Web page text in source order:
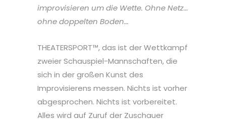
improvisieren um die Wette. Ohne Netz…
ohne doppelten Boden…
THEATERSPORT™, das ist der Wettkampf
zweier Schauspiel-Mannschaften, die
sich in der großen Kunst des
Improvisierens messen. Nichts ist vorher
abgesprochen. Nichts ist vorbereitet.
Alles wird auf Zuruf der Zuschauer